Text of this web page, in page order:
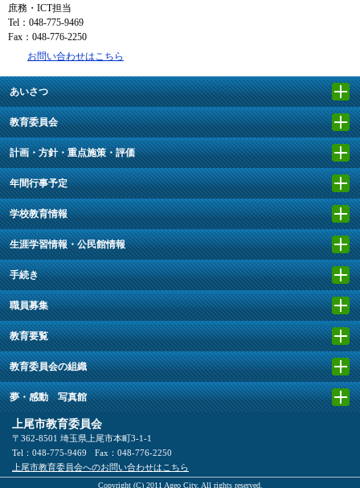
庶務・ICT担当
Tel：048-775-9469
Fax：048-776-2250
お問い合わせはこちら
あいさつ
教育委員会
計画・方針・重点施策・評価
年間行事予定
学校教育情報
生涯学習情報・公民館情報
手続き
職員募集
教育要覧
教育委員会の組織
夢・感動 写真館
上尾市教育委員会
〒362-8501 埼玉県上尾市本町3-1-1
Tel：048-775-9469
Fax：048-776-2250
上尾市教育委員会へのお問い合わせはこちら
Copyright (C) 2011 Ageo City, All rights reserved.